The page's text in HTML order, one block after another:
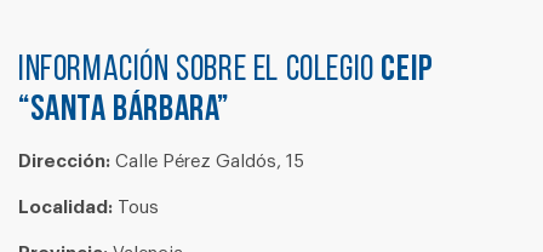
Información sobre el colegio CEIP
“SANTA BÁRBARA”
Dirección: Calle Pérez Galdós, 15
Localidad: Tous